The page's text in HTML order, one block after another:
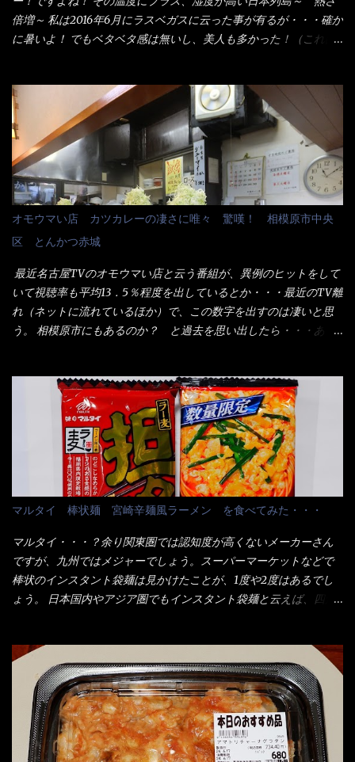
た。 でサッサと、木桶を用意してうどんだけ入れて出して来まし
た。 な～るほど、この事か・・・ で今日の2021年後半1回目のサ
＞サイズを食べられるか？である。 前回も、大しか食べていない
からね、得がどれくらいの満腹度になるのか？ この得サイズの木
桶は、銭湯で使う洗い桶サイズだなぁ～ この木桶サイズに、満々
と湯が注がれていたら食べ進むうちに、麺が伸びてしまうだろ
う。 これなら茹で上がった直後のままで、食べ進められるじゃな
いか！ 別皿で、葱と天かすを満タンに用意して、山葵も2つ。 そ
れに湯が無い利点として、汁が薄まらない！ これだよ、こ
れ！！ 湯があると、うどんと共に汁の方へ湯までも入ってしま
う。つまりラーメンの麺にスープが絡む現象ですな。 結局、伸び
ずに汁も薄らむこともなく・・最後の方で＜だし汁＞を少し追加
しました。 腹イッパイだけど、得サイズは全てお腹の中へ収まっ
たし満足達成度100％ 苦しいと云う事も無いな！ まだ鶏天1個位
は入りそうだね。 と云う事で、今回＜釜揚げうどんの湯無し＞を
試したら、確...
倍増～ 私は2016年6月にラスベガスに云った事が有るが・・・確か
に暑いよ！ でもベタベタ感は無いし、美人も多かった！（これは
中元は、丁度お盆の夏場に日頃お世話になっている方への＜ご挨
拶＞としての贈り物の習慣です。 今では、大分廃れてしまってい
るかと・・・小生もお中元やお歳暮など送った事は無い！（キッ
パリ） まぁ～この慣習が残っているのは、官公庁や超大手企業戦
士（昇進目的）などの世界でしょう。 要は、ゴマスリ・・・てな
感じかな。 丸亀製麺と云えば、大阪誕生→全国区（北海道と沖縄
は？）へ広がった、讃岐饂飩チェーン店大手といっても過言では
方には店舗に寄って違う！と云う人も居るらしい・・ そんな大手
讃岐饂飩チェーン店と関係があるのか？ 箱詰め乾麺！ このパッ
ケージからすれば、間違いなく贈答用目的でしょう。 そんな贈答
用箱詰め饂飩・・・またもやメガドンキで発見し購入！ 中身は、
この様な状態です。 乾麺の束が6束／一パックになっており、それ
1280円と云った感じです。 で私は幾らで、メガドンキでゲットし
たかって？ それは非常に言いづらい・・・色々と各方面へ忖度し
て、激安だったとだけ申し上げましょう。 早速1袋を大釜で茹で～
ハイ、約15分ほど茹で上げた状態です。 当家には、高齢者がいる
ので少し柔らかく・・・ 茹で上がった饂飩は、お店の饂飩に比べ
＜細い＞です。 どちらかと云えば、稲庭饂飩的な太さですね。 さ
てこれを、どの様に食べるか？ 長葱無かったので、玉葱を刻んで
八王子ラーメン風月見つけうどん！ 冷やし釜あげうどん～です。
ラーメン丼に、冷水を軽く張って饂飩を盛り付け、お椀に昆布出
汁つゆと長葱に山葵です。 これでツルツル～と頂きました。 良い
じゃないか～...
オモウマい店 カツカレーの凄さに唯々 驚嘆！ 相模原市中央
区 とんかつ赤城
最近名古屋TVのオモウマい店と云う番組が、異例のヒットをして
いて視聴率も平均13．5％程度を出しているとか・・・最近のTV離
れ（ネットに流れているほか）で、この数字を出すのは凄いと思
う。 相模原市にもあるのか？ と過去を思い出したら・・・あっ
当している。 まずはこれを見て欲しい！ カウンターに置かれた＜
お皿＞である。 直ぐに気づいたでしょう！ 何かキャベツが山じ
ゃないか！？ ハイ、山です。 これが標準なのです。 普通のとん
かつ屋のキャベツと比べたら、10人前ほどあるか？ 値段的には、
メイン（主流は1,000超）＋定食セット350円程と値段的には、そ
れ程では安い訳でも無いが、客足が絶えない人気店である。 そん
なメニューのなかで、リーズナブルで頂ける＜映え＞るメニュー
が＜カツカレー＞だ！ これです。 当時1,000円税込だった
が・・・今も変わらないと思うけど・・・ これが出てくると、カ
ウンター中からOH～と声が飛ぶ！ 写真は、キャベツ少なめでお願
いしています。 皿のサイズは、直径30cmほどあります。 そこに
ドカ盛のキャベツと御飯にカレーがかかっています。 カレーは辛
ンとした厚さのあるトンカツです。 それも揚げたての熱々です。
これを難なく完食出来なければ、漢では無い！と云っても過言で
はないだろう。 この他も、兎に角ボリューム満点で＜薄カツ＞と
呼ばれるメニューは、トンカツが2枚重ねて出てくるだ！ 1枚が薄
いから、2枚乗せにしたらしいけど・・・
マルタイ 棒状麺 宮崎辛麺風ラーメン を食べてみた・・・
マルタイ・・・？余り関東圏では認知度が高くないメーカーさん
ですが、九州ではメジャーでしょう。スーパーマーケットなどで
棒状のインスタント袋麺は見かけたことが、1度や2度はあるでし
ょう。 日本国内やアジア圏でもインスタント袋麺と云えば、四角
イ棒状ラーメンを、OKストアで見かけ思わず手に取って買い物篭
へ 坦々まぜそばと＜数量限定＞宮崎辛麺風ラーメン オーッといき
なり私の胃袋をグサッと・・・・ 棒状インスタントラーメンの
デビューが決まりました。 か・ら・め・ん・辛麺！ 宮崎辛麺は
チャルメラや日清からも出されている、辛口のラーメンじゃ
ん！！ 酸っぱくしたら、酸辣湯麺？なんてね。 よし今日のサラ